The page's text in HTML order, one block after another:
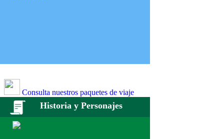
Consulta nuestros paquetes de viaje
Historia y Personajes